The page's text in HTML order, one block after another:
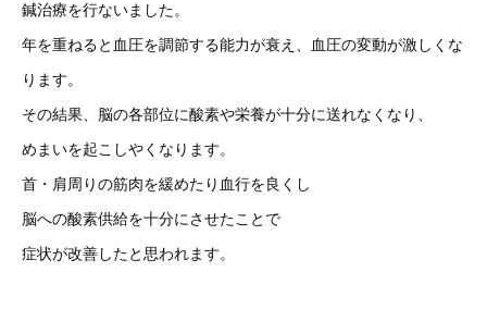
鍼治療を行ないました。
年を重ねると血圧を調節する能力が衰え、血圧の変動が激しくな
ります。
その結果、脳の各部位に酸素や栄養が十分に送れなくなり、
めまいを起こしやくなります。
首・肩周りの筋肉を緩めたり血行を良くし
脳への酸素供給を十分にさせたことで
症状が改善したと思われます。